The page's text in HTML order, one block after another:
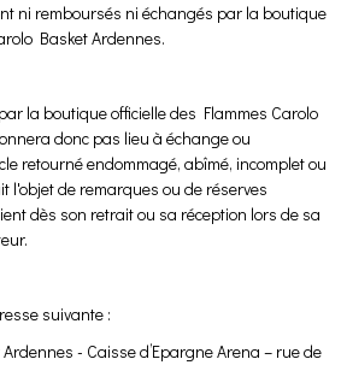
ni remboursés ni échangés par la boutique
Basket Ardennes.
la boutique officielle des Flammes Carolo
donc pas lieu à échange ou
retourné endommagé, abîmé, incomplet ou
l'objet de remarques ou de réserves
dès son retrait ou sa réception lors de sa
suivante :
- Caisse d’Epargne Arena – rue de